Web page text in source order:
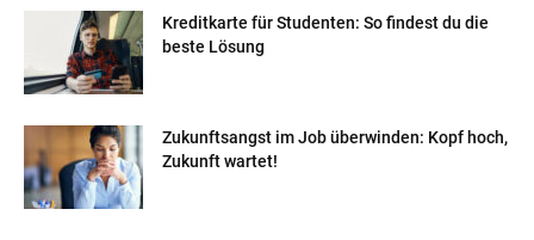
Kreditkarte für Studenten: So findest du die
beste Lösung
Zukunftsangst im Job überwinden: Kopf hoch,
Zukunft wartet!